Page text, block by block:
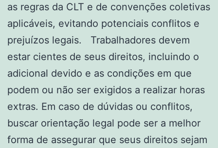
as regras da CLT e de convenções coletivas
aplicáveis, evitando potenciais conflitos e
prejuízos legais. Trabalhadores devem
estar cientes de seus direitos, incluindo o
adicional devido e as condições em que
podem ou não ser exigidos a realizar horas
extras. Em caso de dúvidas ou conflitos,
buscar orientação legal pode ser a melhor
forma de assegurar que seus direitos sejam